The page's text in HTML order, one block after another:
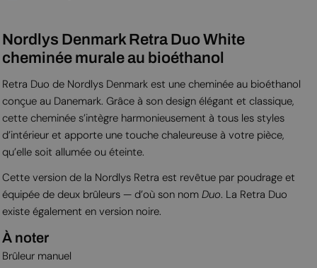
Nordlys Denmark Retra Duo White
cheminée murale au bioéthanol
Retra Duo de Nordlys Denmark est une cheminée au bioéthanol
conçue au Danemark. Grâce à son design élégant et classique,
cette cheminée s’intègre harmonieusement à tous les styles
d’intérieur et apporte une touche chaleureuse à votre pièce,
qu’elle soit allumée ou éteinte.
Cette version de la Nordlys Retra est revêtue par poudrage et
équipée de deux brûleurs — d’où son nom Duo. La Retra Duo
existe également en version noire.
À noter
Brûleur manuel